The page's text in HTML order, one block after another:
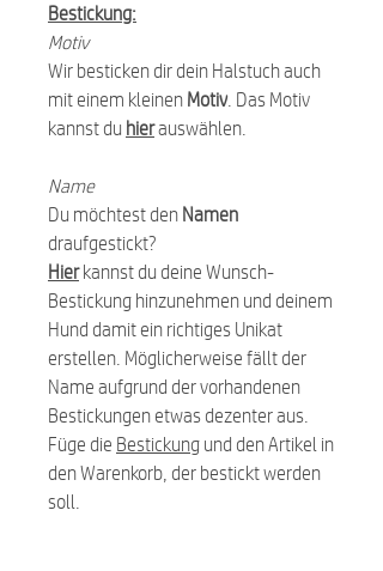
Bestickung:
Motiv
Wir besticken dir dein Halstuch auch
mit einem kleinen Motiv. Das Motiv
kannst du hierauswählen.
Name
Du möchtest den Namen
draufgestickt?
Hierkannst du deine Wunsch-
Bestickung hinzunehmen und deinem
Hund damit ein richtiges Unikat
erstellen. Möglicherweise fällt der
Name aufgrund der vorhandenen
Bestickungen etwas dezenter aus.
Füge die Bestickung und den Artikel in
den Warenkorb, der bestickt werden
soll.